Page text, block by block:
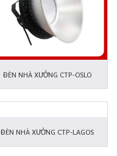
ĐÈN NHÀ XƯỞNG CTP-OSLO
ĐÈN NHÀ XƯỞNG CTP-LAGOS